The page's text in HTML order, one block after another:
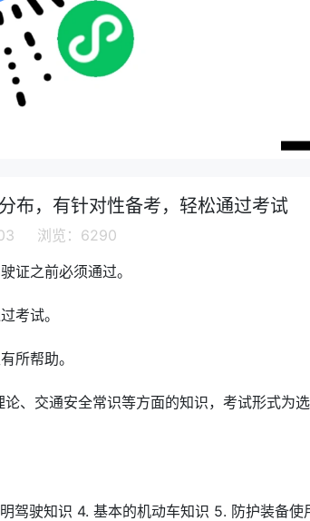
布，有针对性备考，轻松通过考试
浏览：6290
证之前必须通过。
考试。
所帮助。
、交通安全常识等方面的知识，考试形式为
驾驶知识 4. 基本的机动车知识 5. 防护装备使